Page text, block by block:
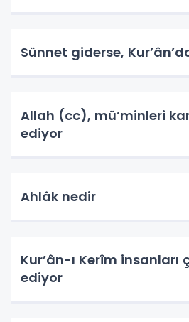
Sünnet giderse,
Allah (cc), mü’minleri
ediyor
Ahlâk nedir
Kur’ân-ı Kerîm
ediyor